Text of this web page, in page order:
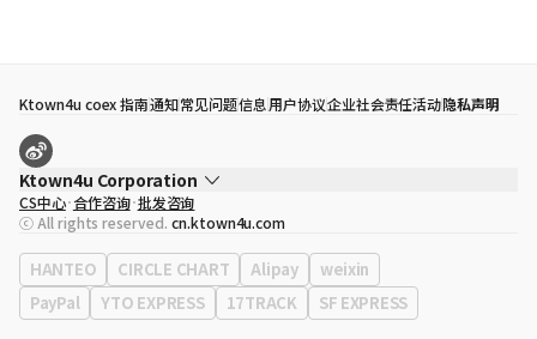
Ktown4u coex 指南通知常见问题信息用户协议企业社会责任活动隐私声明
Ktown4u Corporation
代表
宋効珉
营业执照 120-87-71116
公司地址 首尔特别市 江南区 岭东大路 513号 3楼 （三成洞， coex)
CS中心 合作咨询 批发咨询
ⓒ All rights reserved. cn.ktown4u.com
HANTEO CIRCLE CHART Alipay
weixin
PayPal
YTO EXPRESS 17TRACK SF EXPRESS